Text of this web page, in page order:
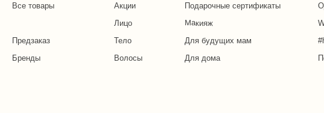
Предзаказ
Все товары
Бренды
Акции
Лицо
Тело
Волосы
Макияж
Для будущих мам
Для дома
Подарочные сертификаты